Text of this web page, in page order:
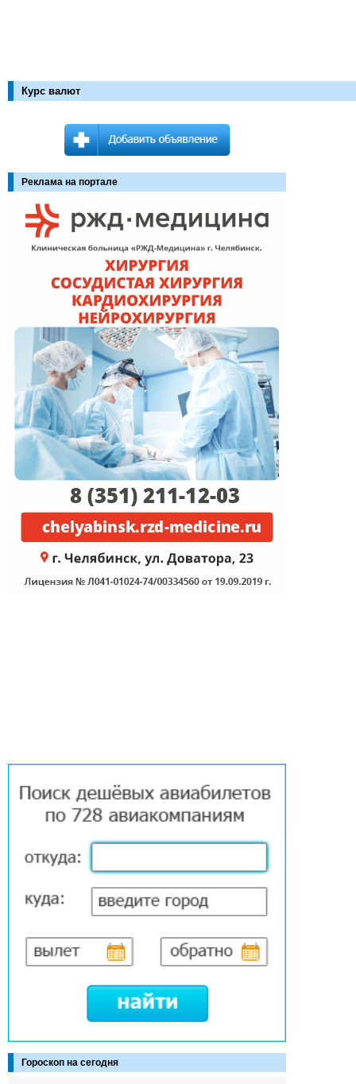
Курс валют
Реклама на портале
Гороскоп на сегодня